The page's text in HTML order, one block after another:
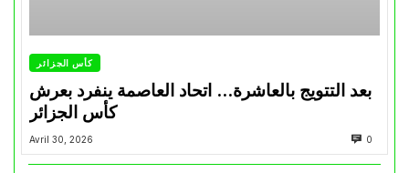
كأس الجزائر
بعد التتويج بالعاشرة… اتحاد العاصمة ينفرد بعرش
كأس الجزائر
Avril 30, 2026 0